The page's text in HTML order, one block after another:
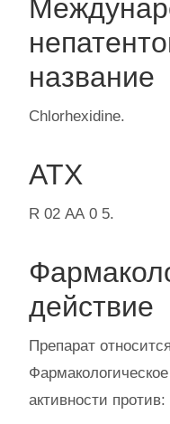
название
Chlorhexidine.
АТХ
R 02 АА 0 5.
действие
Препарат
активности против: